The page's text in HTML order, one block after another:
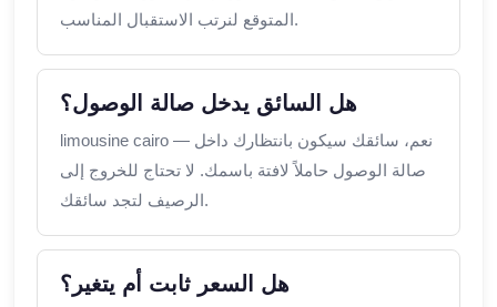
المتوقع لنرتب الاستقبال المناسب.
هل السائق يدخل صالة الوصول؟
limousine cairo — نعم، سائقك سيكون بانتظارك داخل
صالة الوصول حاملاً لافتة باسمك. لا تحتاج للخروج إلى
الرصيف لتجد سائقك.
هل السعر ثابت أم يتغير؟